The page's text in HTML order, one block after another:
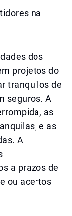
na
dos
projetos do
tranquilos de
seguros. A
as
e as
A
a prazos de
ou acertos